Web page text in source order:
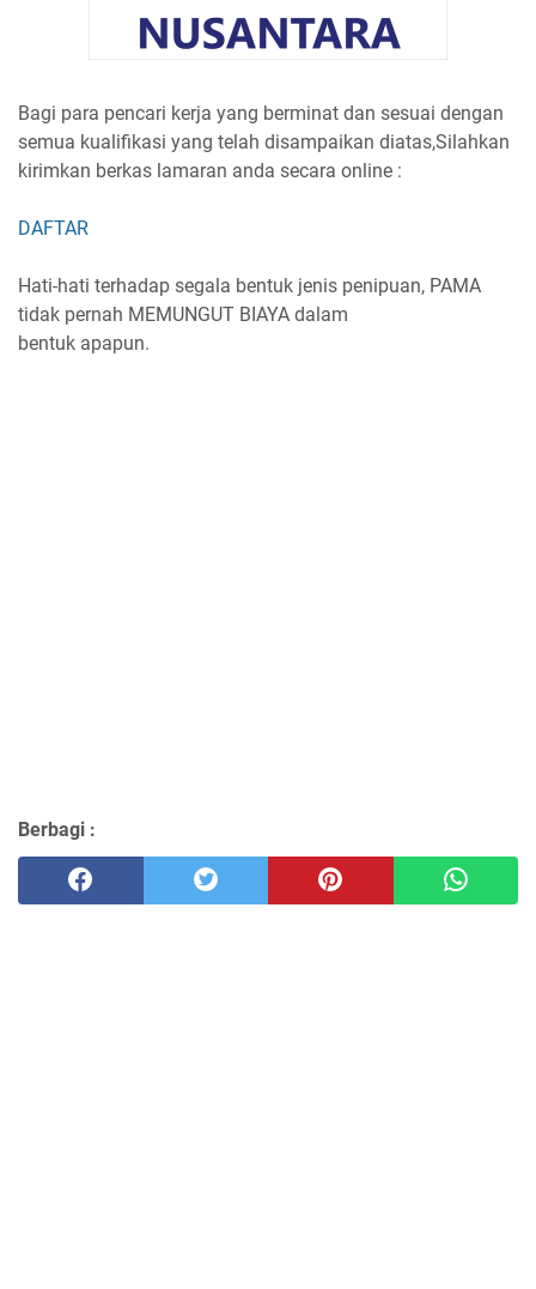
Bagi para pencari kerja yang berminat dan sesuai dengan
semua kualifikasi yang telah disampaikan diatas,Silahkan
kirimkan berkas lamaran anda secara online :
DAFTAR
Hati-hati terhadap segala bentuk jenis penipuan, PAMA
tidak pernah MEMUNGUT BIAYA dalam
bentuk apapun.
Berbagi :